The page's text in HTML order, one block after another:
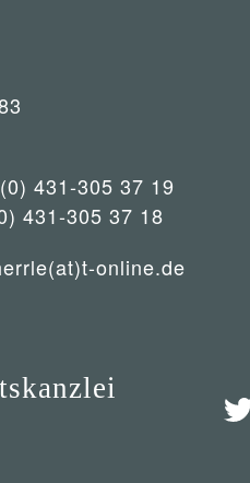
431-305 37 19
431-305 37 18
online.de